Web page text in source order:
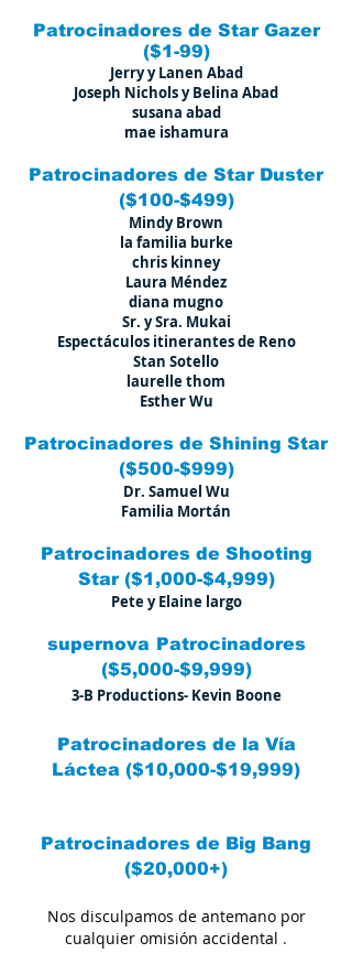
Patrocinadores de Star Gazer
($1-99)
Jerry y Lanen Abad
Joseph Nichols y Belina Abad
susana abad
mae ishamura
Patrocinadores de Star Duster
($100-$499)
Mindy Brown
la familia burke
chris kinney
Laura Méndez
diana mugno
Sr. y Sra. Mukai
Espectáculos itinerantes de Reno
Stan Sotello
laurelle thom
Esther Wu
Patrocinadores de Shining Star
($500-$999)
Dr. Samuel Wu
Familia Mortán
Patrocinadores de Shooting
Star ($1,000-$4,999)
Pete y Elaine largo
supernova Patrocinadores
($5,000-$9,999)
3-B Productions- Kevin Boone
Patrocinadores de la Vía
Láctea ($10,000-$19,999)
Patrocinadores de Big Bang
($20,000+)
Nos disculpamos de antemano por
cualquier omisión accidental .